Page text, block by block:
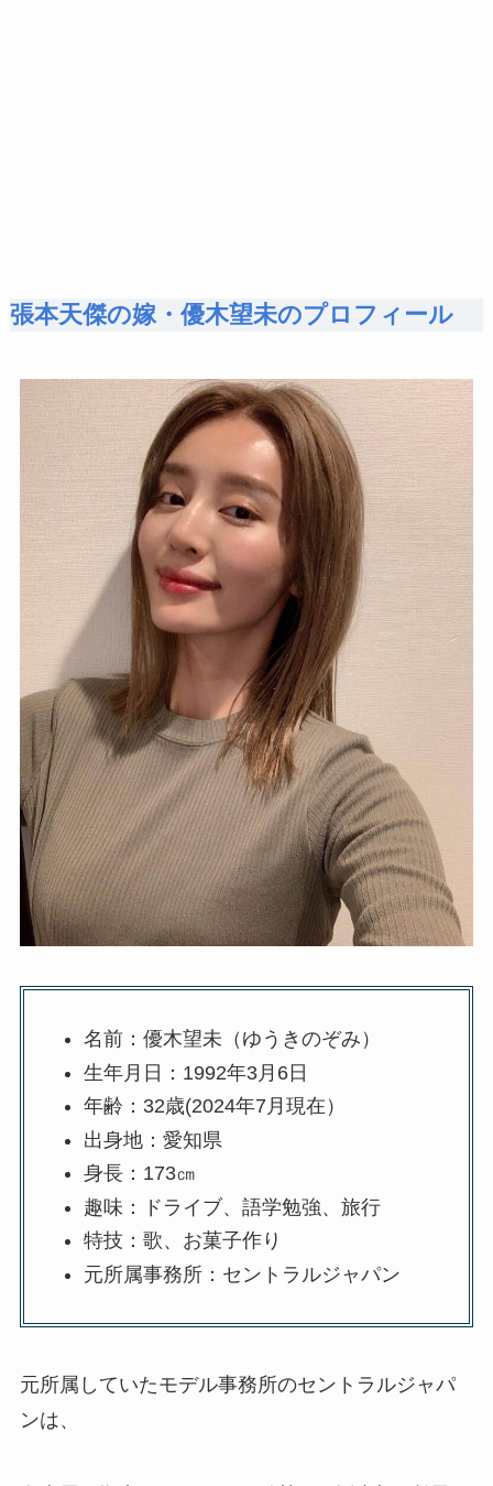
張本天傑の嫁・優木望未のプロフィール
名前：優木望未（ゆうきのぞみ）
生年月日：1992年3月6日
年齢：32歳(2024年7月現在）
出身地：愛知県
身長：173㎝
趣味：ドライブ、語学勉強、旅行
特技：歌、お菓子作り
元所属事務所：セントラルジャパン
元所属していたモデル事務所のセントラルジャパ
ンは、